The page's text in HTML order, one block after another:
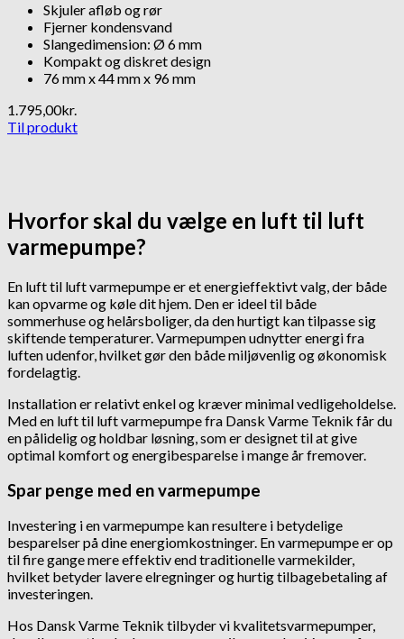
Skjuler afløb og rør
Fjerner kondensvand
Slangedimension: Ø 6 mm
Kompakt og diskret design
76 mm x 44 mm x 96 mm
1.795,00kr.
Til produkt
Hvorfor skal du vælge en luft til luft
varmepumpe?
En luft til luft varmepumpe er et energieffektivt valg, der både
kan opvarme og køle dit hjem. Den er ideel til både
sommerhuse og helårsboliger, da den hurtigt kan tilpasse sig
skiftende temperaturer. Varmepumpen udnytter energi fra
luften udenfor, hvilket gør den både miljøvenlig og økonomisk
fordelagtig.
Installation er relativt enkel og kræver minimal vedligeholdelse.
Med en luft til luft varmepumpe fra Dansk Varme Teknik får du
en pålidelig og holdbar løsning, som er designet til at give
optimal komfort og energibesparelse i mange år fremover.
Spar penge med en varmepumpe
Investering i en varmepumpe kan resultere i betydelige
besparelser på dine energiomkostninger. En varmepumpe er op
til fire gange mere effektiv end traditionelle varmekilder,
hvilket betyder lavere elregninger og hurtig tilbagebetaling af
investeringen.
Hos Dansk Varme Teknik tilbyder vi kvalitetsvarmepumper,